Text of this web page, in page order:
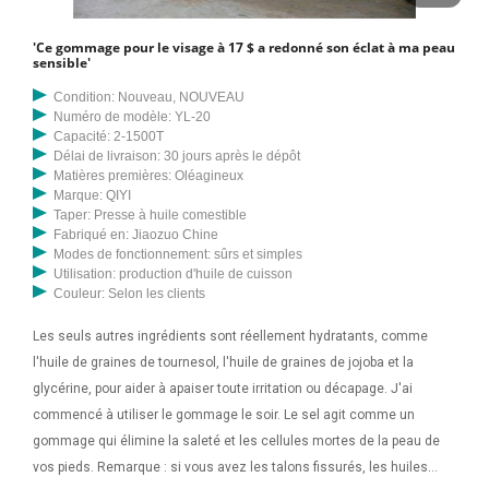
'Ce gommage pour le visage à 17 $ a redonné son éclat à ma peau
sensible'
Condition: Nouveau, NOUVEAU
Numéro de modèle: YL-20
Capacité: 2-1500T
Délai de livraison: 30 jours après le dépôt
Matières premières: Oléagineux
Marque: QIYI
Taper: Presse à huile comestible
Fabriqué en: Jiaozuo Chine
Modes de fonctionnement: sûrs et simples
Utilisation: production d'huile de cuisson
Couleur: Selon les clients
Les seuls autres ingrédients sont réellement hydratants, comme
l'huile de graines de tournesol, l'huile de graines de jojoba et la
glycérine, pour aider à apaiser toute irritation ou décapage. J'ai
commencé à utiliser le gommage le soir. Le sel agit comme un
gommage qui élimine la saleté et les cellules mortes de la peau de
vos pieds. Remarque : si vous avez les talons fissurés, les huiles